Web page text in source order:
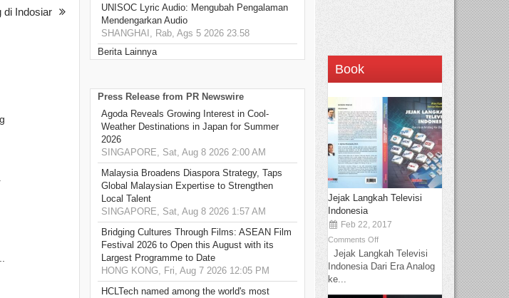
di Indosiar
UNISOC Lyric Audio: Mengubah Pengalaman
Mendengarkan Audio
SHANGHAI, Rab, Ags 5 2026 23.58
Berita Lainnya
Press Release from PR Newswire
Agoda Reveals Growing Interest in Cool-
Weather Destinations in Japan for Summer
2026
SINGAPORE, Sat, Aug 8 2026 2:00 AM
Malaysia Broadens Diaspora Strategy, Taps
Global Malaysian Expertise to Strengthen
Local Talent
SINGAPORE, Sat, Aug 8 2026 1:57 AM
Bridging Cultures Through Films: ASEAN Film
Festival 2026 to Open this August with its
Largest Programme to Date
HONG KONG, Fri, Aug 7 2026 12:05 PM
HCLTech named among the world's most
Book
Jejak Langkah Televisi
Indonesia
Feb 22, 2017
Comments Off
Jejak Langkah Televisi
Indonesia Dari Era Analog
ke...